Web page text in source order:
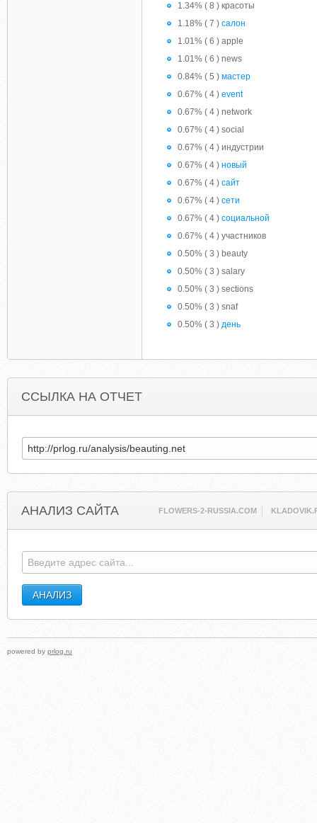
1.34% ( 8 ) красоты
1.18% ( 7 ) салон
1.01% ( 6 ) apple
1.01% ( 6 ) news
0.84% ( 5 ) мастер
0.67% ( 4 ) event
0.67% ( 4 ) network
0.67% ( 4 ) social
0.67% ( 4 ) индустрии
0.67% ( 4 ) новый
0.67% ( 4 ) сайт
0.67% ( 4 ) сети
0.67% ( 4 ) социальной
0.67% ( 4 ) участников
0.50% ( 3 ) beauty
0.50% ( 3 ) salary
0.50% ( 3 ) sections
0.50% ( 3 ) snaf
0.50% ( 3 ) день
ССЫЛКА НА ОТЧЕТ
АНАЛИЗ САЙТА FLOWERS-2-RUSSIA.COM
powered by prlog.ru